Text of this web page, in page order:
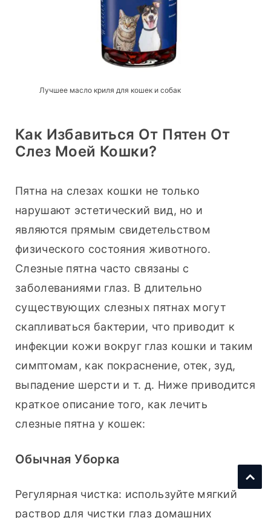
Лучшее масло криля для кошек и собак
Как Избавиться От Пятен От
Слез Моей Кошки?
Пятна на слезах кошки не только
нарушают эстетический вид, но и
являются прямым свидетельством
физического состояния животного.
Слезные пятна часто связаны с
заболеваниями глаз. В длительно
существующих слезных пятнах могут
скапливаться бактерии, что приводит к
инфекции кожи вокруг глаз кошки и таким
симптомам, как покраснение, отек, зуд,
выпадение шерсти и т. д. Ниже приводится
краткое описание того, как лечить
слезные пятна у кошек:
Обычная Уборка
Регулярная чистка: используйте мягкий
раствор для чистки глаз домашних